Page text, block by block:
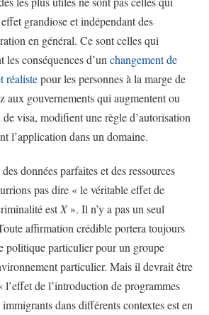
grandiose et indépendant des
en général. Ce sont celles qui
conséquences d’un changement de
réalistepour les personnes à la marge de
aux gouvernements qui augmentent ou
visa, modifient une règle d’autorisation
l’application dans un domaine.
données parfaites et des ressources
pas dire « le véritable effet de
estX». Il n’y a pas un seul
affirmation crédible portera toujours
politique particulier pour un groupe
particulier. Mais il devrait être
l’effet de l’introduction de programmes
dans différents contextes est en